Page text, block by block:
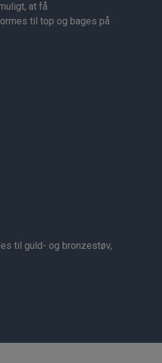
at få
til top og bages på
til guld- og bronzestøv,